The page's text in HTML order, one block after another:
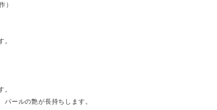
）
ールの艶が長持ちします。